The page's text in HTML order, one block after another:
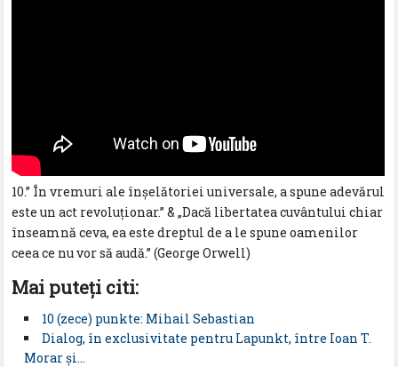
10.” În vremuri ale înşelătoriei universale, a spune adevărul
este un act revoluţionar.” & „Dacă libertatea cuvântului chiar
înseamnă ceva, ea este dreptul de a le spune oamenilor
ceea ce nu vor să audă.” (George Orwell)
Mai puteţi citi:
10 (zece) punkte: Mihail Sebastian
Dialog, în exclusivitate pentru Lapunkt, între Ioan T.
Morar şi…